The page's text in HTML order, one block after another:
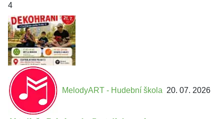
4
MelodyART - Hudební škola 20. 07. 2026